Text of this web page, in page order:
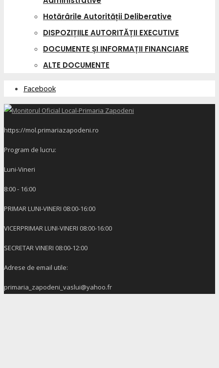
Hotărârile Autorității Deliberative
DISPOZIȚIILE AUTORITĂȚII EXECUTIVE
DOCUMENTE ȘI INFORMAȚII FINANCIARE
ALTE DOCUMENTE
Facebook
https://mol.primariazapodeni.ro
Program de lucru:
Luni-Vineri
8:00 - 16:00
PRIMAR LUNI-VINERI 08:00-16:00
VICERPRIMAR LUNI-VINERI 08:00-16:00
SECRETAR VINERI 08:00-12:00
Adrese de email utile:
primaria_zapodeni_vaslui@yahoo.fr